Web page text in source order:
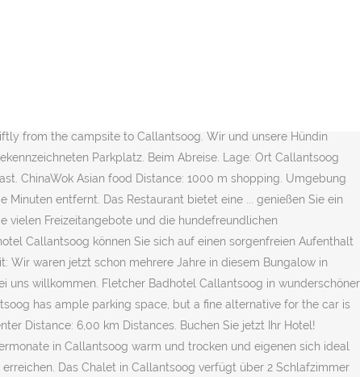
kostenloser Stornierung. Hohe Dünen trennen das Dorf vom
from the campsite to Callantsoog. Wir und unsere Hündin
Parkplatz. Beim Abreise. Lage: Ort Callantsoog
ChinaWok Asian food Distance: 1000 m shopping. Umgebung
entfernt. Das Restaurant bietet eine ... genießen Sie ein
vielen Freizeitangebote und die hundefreundlichen
Callantsoog können Sie sich auf einen sorgenfreien Aufenthalt
Wir waren jetzt schon mehrere Jahre in diesem Bungalow in
uns willkommen. Fletcher Badhotel Callantsoog in wunderschöner
has ample parking space, but a fine alternative for the car is
Distance: 6,00 km Distances. Buchen Sie jetzt Ihr Hotel!
in Callantsoog warm und trocken und eigenen sich ideal
Das Chalet in Callantsoog verfügt über 2 Schlafzimmer